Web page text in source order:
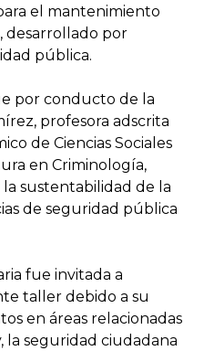
el mantenimiento
desarrollado por
pública.
por conducto de la
profesora adscrita
de Ciencias Sociales
en Criminología,
sustentabilidad de la
de seguridad pública
fue invitada a
taller debido a su
en áreas relacionadas
la seguridad ciudadana